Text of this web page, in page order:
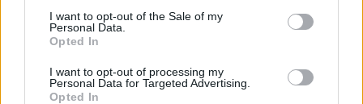
I want to opt-out of the Sale of my
Personal Data.
Opted In
I want to opt-out of processing my
Personal Data for Targeted Advertising.
Opted In